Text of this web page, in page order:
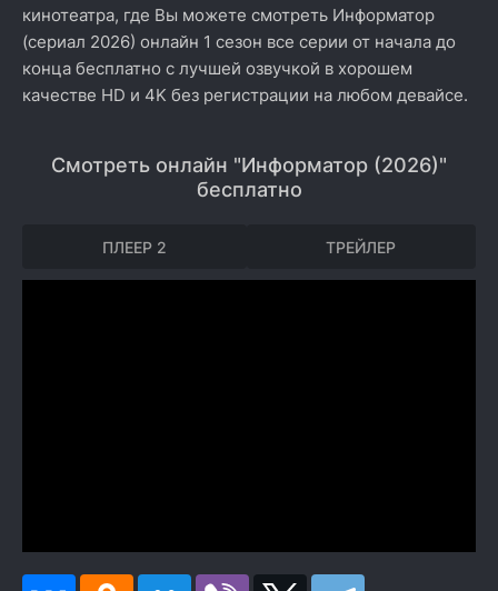
кинотеатра, где Вы можете смотреть Информатор
(сериал 2026) онлайн 1 сезон все серии от начала до
конца бесплатно с лучшей озвучкой в хорошем
качестве HD и 4K без регистрации на любом девайсе.
Смотреть онлайн "Информатор (2026)"
бесплатно
ПЛЕЕР 2 ТРЕЙЛЕР